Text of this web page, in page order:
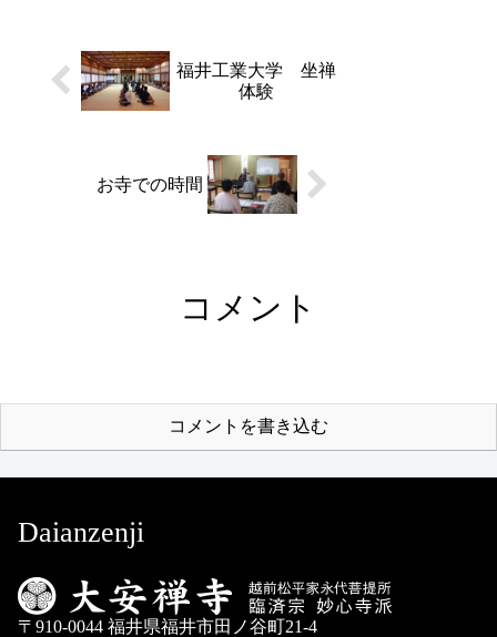
福井工業大学 坐禅
体験
お寺での時間
コメント
コメントを書き込む
Daianzenji
〒910-0044 福井県福井市田ノ谷町21-4